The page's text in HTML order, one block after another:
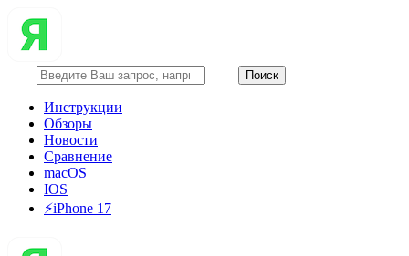
Инструкции
Обзоры
Новости
Сравнение
macOS
IOS
⚡️iPhone 17